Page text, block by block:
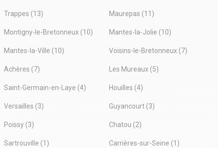
Trappes (13) Maurepas (11)
Montigny-le-Bretonneux (10) Mantes-la-Jolie (10)
Mantes-la-Ville (10) Voisins-le-Bretonneux (7)
Achères (7) Les Mureaux (5)
Saint-Germain-en-Laye (4) Houilles (4)
Versailles (3) Guyancourt (3)
Poissy (3) Chatou (2)
Sartrouville (1) Carrières-sur-Seine (1)